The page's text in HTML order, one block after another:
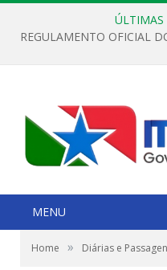
ÚLTIMAS
MENU
Home » Diárias e